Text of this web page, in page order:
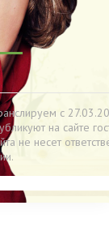
с
на сайте
не несет